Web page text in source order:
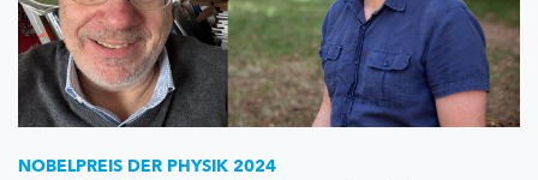
NOBELPREIS DER PHYSIK 2024